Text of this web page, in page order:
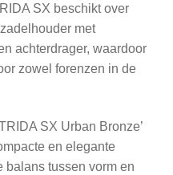
SX beschikt over
met
achterdrager, waardoor
zowel forenzen in de
SX Urban Bronze’
en elegante
balans tussen vorm en